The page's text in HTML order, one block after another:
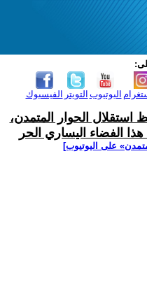
الفيسبوك التويتر اليوتيوب
استقلال الحوار المتمدن،
الفضاء اليساري الحر
على اليوتيوب]